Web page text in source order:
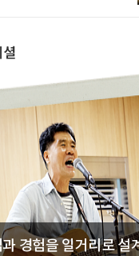
경험을 일거리로 설